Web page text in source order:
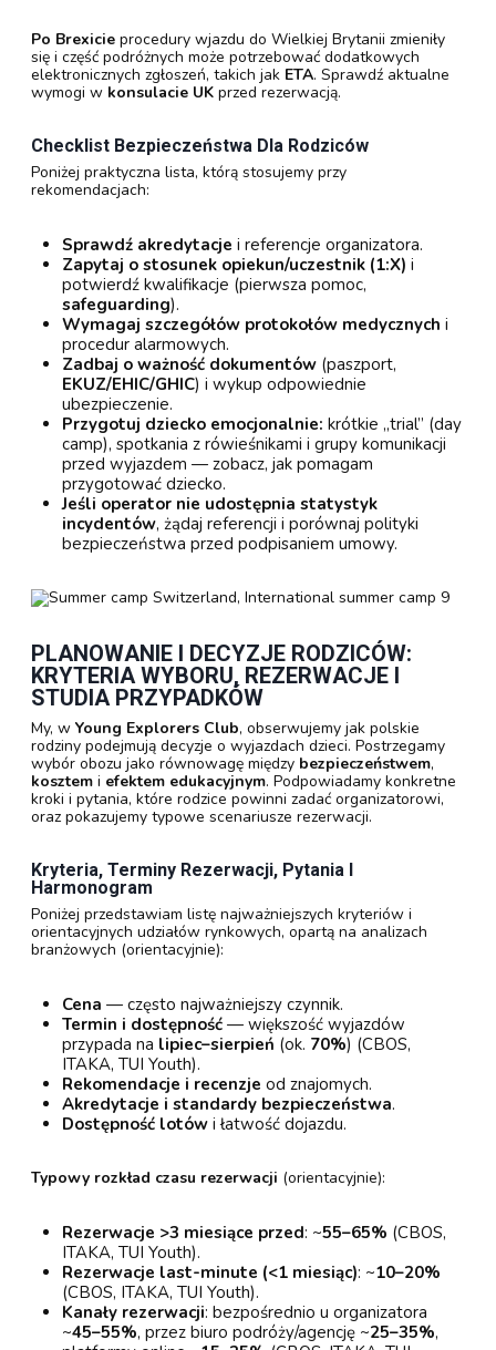
Po Brexicie procedury wjazdu do Wielkiej Brytanii zmieniły
się i część podróżnych może potrzebować dodatkowych
elektronicznych zgłoszeń, takich jak ETA. Sprawdź aktualne
wymogi w konsulacie UK przed rezerwacją.
Checklist Bezpieczeństwa Dla Rodziców
Poniżej praktyczna lista, którą stosujemy przy
rekomendacjach:
Sprawdź akredytacje i referencje organizatora.
Zapytaj o stosunek opiekun/uczestnik (1:X) i
potwierdź kwalifikacje (pierwsza pomoc,
safeguarding).
Wymagaj szczegółów protokołów medycznych i
procedur alarmowych.
Zadbaj o ważność dokumentów (paszport,
EKUZ/EHIC/GHIC) i wykup odpowiednie
ubezpieczenie.
Przygotuj dziecko emocjonalnie: krótkie „trial” (day
camp), spotkania z rówieśnikami i grupy komunikacji
przed wyjazdem — zobacz, jak pomagam
przygotować dziecko.
Jeśli operator nie udostępnia statystyk
incydentów, żądaj referencji i porównaj polityki
bezpieczeństwa przed podpisaniem umowy.
PLANOWANIE I DECYZJE RODZICÓW:
KRYTERIA WYBORU, REZERWACJE I
STUDIA PRZYPADKÓW
My, w Young Explorers Club, obserwujemy jak polskie
rodziny podejmują decyzje o wyjazdach dzieci. Postrzegamy
wybór obozu jako równowagę między bezpieczeństwem,
kosztem i efektem edukacyjnym. Podpowiadamy konkretne
kroki i pytania, które rodzice powinni zadać organizatorowi,
oraz pokazujemy typowe scenariusze rezerwacji.
Kryteria, Terminy Rezerwacji, Pytania I
Harmonogram
Poniżej przedstawiam listę najważniejszych kryteriów i
orientacyjnych udziałów rynkowych, opartą na analizach
branżowych (orientacyjnie):
Cena — często najważniejszy czynnik.
Termin i dostępność — większość wyjazdów
przypada na lipiec–sierpień (ok. 70%) (CBOS,
ITAKA, TUI Youth).
Rekomendacje i recenzje od znajomych.
Akredytacje i standardy bezpieczeństwa.
Dostępność lotów i łatwość dojazdu.
Typowy rozkład czasu rezerwacji (orientacyjnie):
Rezerwacje >3 miesiące przed: ~55–65% (CBOS,
ITAKA, TUI Youth).
Rezerwacje last-minute (<1 miesiąc): ~10–20%
(CBOS, ITAKA, TUI Youth).
Kanały rezerwacji: bezpośrednio u organizatora
~45–55%, przez biuro podróży/agencję ~25–35%,